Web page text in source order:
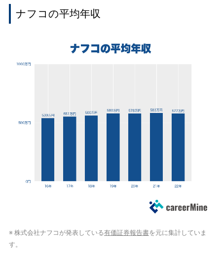
ナフコの平均年収
※ 株式会社ナフコが発表している有価証券報告書を元に集計していま
す。